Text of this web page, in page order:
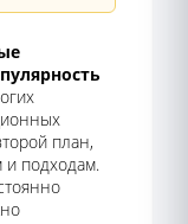
план,
и подходам.